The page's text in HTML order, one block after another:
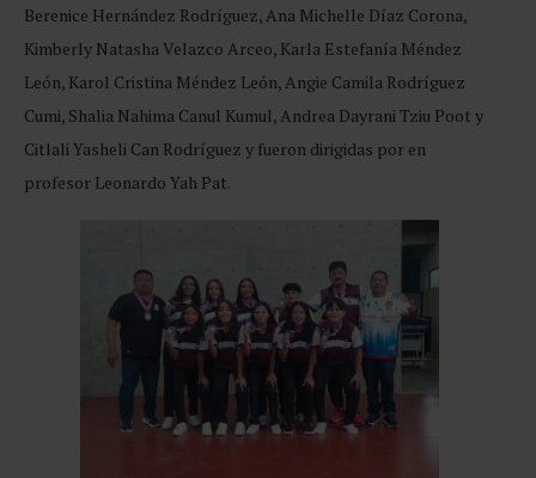
Berenice Hernández Rodríguez, Ana Michelle Díaz Corona,
Kimberly Natasha Velazco Arceo, Karla Estefanía Méndez
León, Karol Cristina Méndez León, Angie Camila Rodríguez
Cumi, Shalia Nahima Canul Kumul, Andrea Dayrani Tziu Poot y
Citlali Yasheli Can Rodríguez y fueron dirigidas por en
profesor Leonardo Yah Pat.